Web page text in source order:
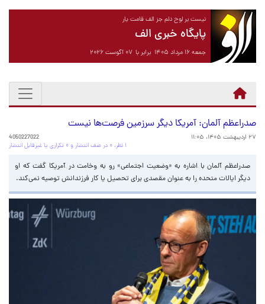
نیست بر لوح دلم جز الف قامت یار
پایگاه خبری الف
جمعه ۱۶ مرداد ۱۴۰۵ برابر با ۰۷ آگوست ۲۰۲۶
صدراعظم آلمان: آمریکا دیگر سرزمین فرصت‌ها نیست
۲۷ اردیبهشت ۱۴۰۵، ۱۱:۰۵
4050227022
۱ نظر، ۰ در صف انتشار و ۰ تکراری یا غیرقابل انتشار
صدراعظم آلمان با اشاره به «وضعیت اجتماعی» رو به وخامت در آمریکا گفت که او
دیگر ایالات متحده را به عنوان مقصدی برای تحصیل یا کار فرزندانش توصیه نمی‌کند.